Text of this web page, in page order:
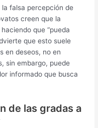
falsa percepción de
creen que la
que “pueda
que esto suele
en deseos, no en
sin embargo, puede
informado que busca
de las gradas a